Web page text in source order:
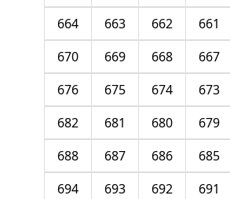
661
662
663
664
667
668
669
670
673
674
675
676
679
680
681
682
685
686
687
688
691
692
693
694